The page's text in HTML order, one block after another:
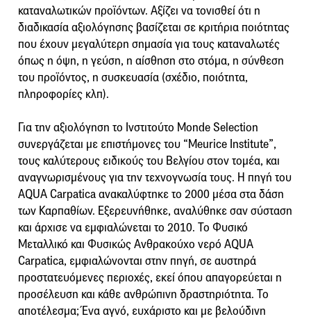
καταναλωτικών προϊόντων. Αξίζει να τονισθεί ότι η
διαδικασία αξιολόγησης βασίζεται σε κριτήρια ποιότητας
που έχουν μεγαλύτερη σημασία για τους καταναλωτές
όπως η όψη, η γεύση, η αίσθηση στο στόμα, η σύνθεση
του προϊόντος, η συσκευασία (σχέδιο, ποιότητα,
πληροφορίες κλπ).
Για την αξιολόγηση το Ινστιτούτο Monde Selection
συνεργάζεται με επιστήμονες του “Meurice Institute”,
τους καλύτερους ειδικούς του Βελγίου στον τομέα, και
αναγνωρισμένους για την τεχνογνωσία τους. Η πηγή του
AQUA Carpatica ανακαλύφτηκε το 2000 μέσα στα δάση
των Καρπαθίων. Εξερευνήθηκε, αναλύθηκε σαν σύσταση
και άρχισε να εμφιαλώνεται το 2010. Το Φυσικό
Μεταλλικό και Φυσικώς Ανθρακούχο νερό AQUA
Carpatica, εμφιαλώνονται στην πηγή, σε αυστηρά
προστατευόμενες περιοχές, εκεί όπου απαγορεύεται η
προσέλευση και κάθε ανθρώπινη δραστηριότητα. Το
αποτέλεσμα; Ένα αγνό, ευχάριστο και με βελούδινη